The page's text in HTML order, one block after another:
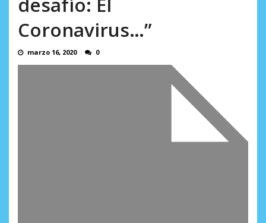
Coronavirus…”
marzo 16, 2020 0